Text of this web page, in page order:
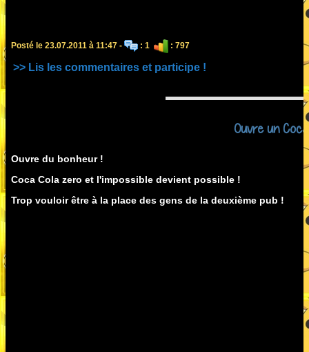
Posté le 23.07.2011 à 11:47 - : 1 : 797
>> Lis les commentaires et participe !
Ouvre un Coca
Ouvre du bonheur !
Coca Cola zero et l'impossible devient possible !
Trop vouloir être à la place des gens de la deuxième pub !